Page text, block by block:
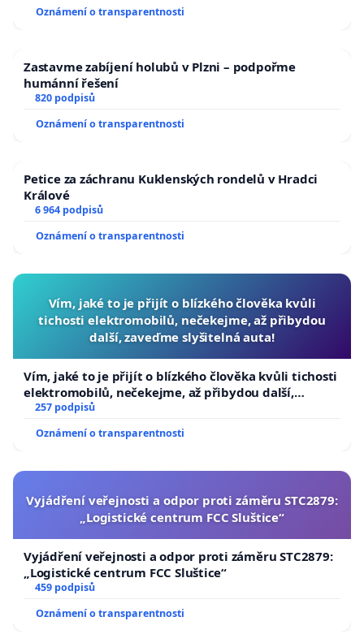
Oznámení o transparentnosti
Zastavme zabíjení holubů v Plzni – podpořme
humánní řešení
820 podpisů
Oznámení o transparentnosti
Petice za záchranu Kuklenských rondelů v Hradci
Králové
6 964 podpisů
Oznámení o transparentnosti
Vím, jaké to je přijít o blízkého člověka kvůli
tichosti elektromobilů, nečekejme, až přibydou
další, zaveďme slyšitelná auta!
Vím, jaké to je přijít o blízkého člověka kvůli tichosti
elektromobilů, nečekejme, až přibydou další,
zaveďme slyšitelná auta!
257 podpisů
Oznámení o transparentnosti
Vyjádření veřejnosti a odpor proti záměru STC2879:
„Logistické centrum FCC Sluštice“
Vyjádření veřejnosti a odpor proti záměru STC2879:
„Logistické centrum FCC Sluštice“
459 podpisů
Oznámení o transparentnosti